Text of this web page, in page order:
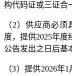
构代码证或三证合
（2）供应商必须
度，提供2025年度
公告发出之日后基
（3）提供2026年1